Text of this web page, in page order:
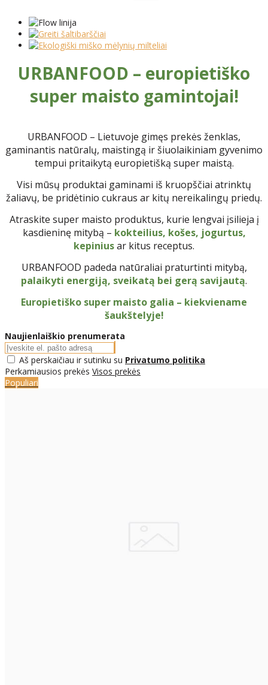
URBANFOOD – europietiško
super maisto gamintojai!
URBANFOOD – Lietuvoje gimęs prekės ženklas,
gaminantis natūralų, maistingą ir šiuolaikiniam gyvenimo
tempui pritaikytą europietišką super maistą.
Visi mūsų produktai gaminami iš kruopščiai atrinktų
žaliavų, be pridėtinio cukraus ar kitų nereikalingų priedų.
Atraskite super maisto produktus, kurie lengvai įsilieja į
kasdieninę mitybą – kokteilius, košes, jogurtus,
kepiniusar kitus receptus.
URBANFOOD padeda natūraliai praturtinti mitybą,
palaikyti energiją, sveikatą bei gerą savijautą.
Europietiško super maisto galia – kiekviename
šaukštelyje!
Naujienlaiškio prenumerata
Aš perskaičiau ir sutinku su Privatumo politika
Perkamiausios prekės Visos prekės
Populiari